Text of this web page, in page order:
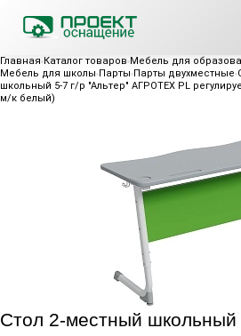
Главная Каталог товаров Мебель для
Мебель для школы Парты Парты двухместные
школьный 5-7 г/р "Альтер" АГРОТЕХ PL
м/к белый)
Стол 2-местный школьный